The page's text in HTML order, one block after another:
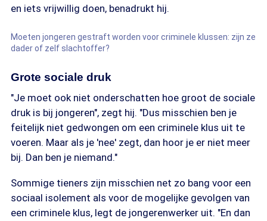
en iets vrijwillig doen, benadrukt hij.
Moeten jongeren gestraft worden voor criminele klussen: zijn ze
dader of zelf slachtoffer?
Grote sociale druk
"Je moet ook niet onderschatten hoe groot de sociale
druk is bij jongeren", zegt hij. "Dus misschien ben je
feitelijk niet gedwongen om een criminele klus uit te
voeren. Maar als je 'nee' zegt, dan hoor je er niet meer
bij. Dan ben je niemand."
Sommige tieners zijn misschien net zo bang voor een
sociaal isolement als voor de mogelijke gevolgen van
een criminele klus, legt de jongerenwerker uit. "En dan